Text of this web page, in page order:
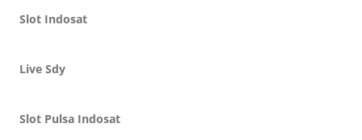
Slot Indosat
Live Sdy
Slot Pulsa Indosat